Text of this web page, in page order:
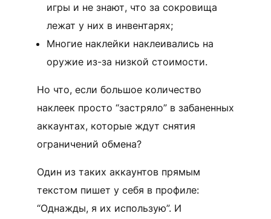
игры и не знают, что за сокровища
лежат у них в инвентарях;
Многие наклейки наклеивались на
оружие из-за низкой стоимости.
Но что, если большое количество
наклеек просто “застряло” в забаненных
аккаунтах, которые ждут снятия
ограничений обмена?
Один из таких аккаунтов прямым
текстом пишет у себя в профиле:
“Однажды, я их использую”. И